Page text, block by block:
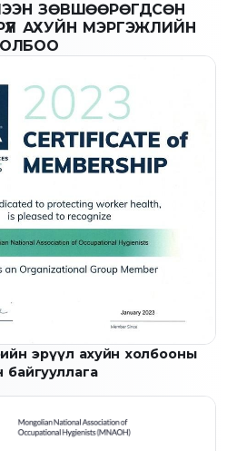
ЗӨВШӨӨРӨГДСӨН
АХУЙН МЭРГЭЖЛИЙН
эрүүл ахуйн холбооны
байгууллага